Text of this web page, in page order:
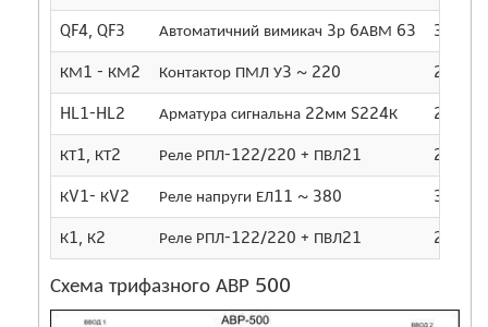
QF4, QF3 Автоматичний вимикач 3р 6АВМ 63 3
КМ1 - КМ2 Контактор ПМЛ У3 ~ 220 2
HL1-HL2 Арматура сигнальна 22мм S224К 2
КТ1, КТ2 Реле РПЛ-122/220 + ПВЛ21 2
КV1- КV2 Реле напруги ЕЛ11 ~ 380 3
К1, К2 Реле РПЛ-122/220 + ПВЛ21 2
Схема трифазного АВР 500